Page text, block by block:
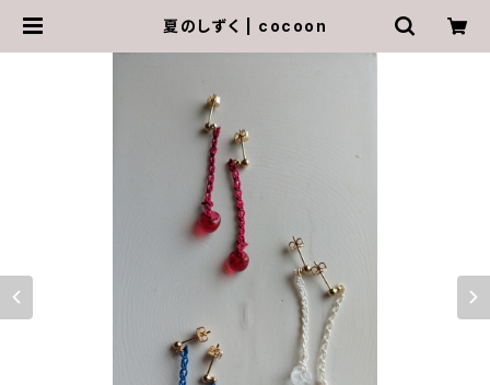
夏のしずく | cocoon